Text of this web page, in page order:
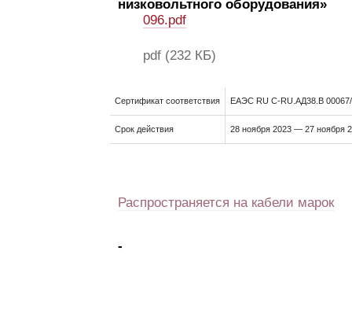
096.pdf
pdf (232 КБ)
Сертификат соответствия ЕАЭС RU C-RU.АД38.В
Срок действия 28 ноября 2023 — 27 ноября
Распространяется на кабели марок
-